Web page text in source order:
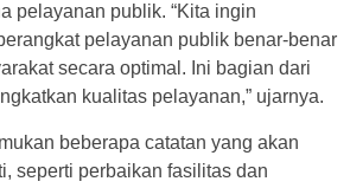
pelayanan publik. “Kita ingin
pelayanan publik benar-benar
secara optimal. Ini bagian dari
kualitas pelayanan,” ujarnya.
beberapa catatan yang akan
seperti perbaikan fasilitas dan